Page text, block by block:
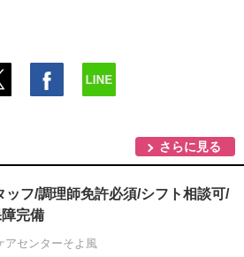
さらに見る
ッフ/調理師免許必須/シフト相談可/
完備
アセンターそよ風